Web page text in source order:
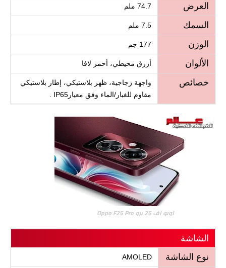
العرض 74.7 ملم
السمك 7.5 ملم
الوزن 177 جم
الألوان أزرق محيطي، أحمر لافا
خصائص
واجهة زجاجية، ظهر بلاستيكي، إطار بلاستيكي
مقاوم للغبار/الماء وفق معيارIP65 .
اوبو اف 25 برو Oppo F25 Pro
الشاشة
نوع الشاشة
AMOLED